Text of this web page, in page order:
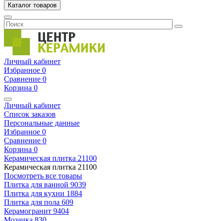
Каталог товаров
Личный кабинет
Избранное 0
Сравнение 0
Корзина 0
Личный кабинет
Список заказов
Персональные данные
Избранное 0
Сравнение 0
Корзина 0
Керамическая плитка 21100
Керамическая плитка 21100
Посмотреть все товары
Плитка для ванной 9039
Плитка для кухни 1884
Плитка для пола 609
Керамогранит 9404